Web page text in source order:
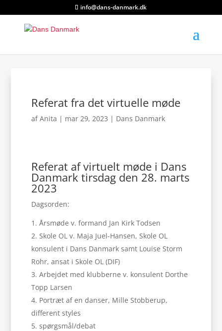
info@dans-danmark.dk
Referat fra det virtuelle møde
afAnita | mar 29, 2023 | Dans Danmark
Referat af virtuelt møde i Dans
Danmark tirsdag den 28. marts
2023
Dagsorden:
Årsmøde v. formand Jan Kirk Todsen
Skole OL v. Maja Juel-Hansen, Skole OL
konsulent i Dans Danmark samt Louise Storm
Rohr, ansat i Skole OL (DIF)
Arbejdet med klubberne v. konsulent Dorthe
Topp Larsen
Portræt af en danser, Mille Stobberup,
different styles
spørgsmål/debat